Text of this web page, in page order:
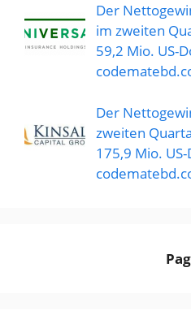
Der
im zweiten
59,2 Mio. US-
Der
zweiten
175,9 Mio.